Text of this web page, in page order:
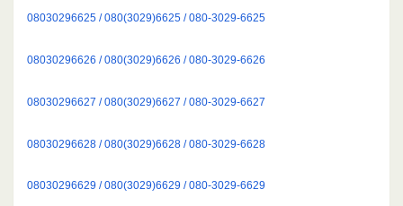
08030296625 / 080(3029)6625 / 080-3029-6625
08030296626 / 080(3029)6626 / 080-3029-6626
08030296627 / 080(3029)6627 / 080-3029-6627
08030296628 / 080(3029)6628 / 080-3029-6628
08030296629 / 080(3029)6629 / 080-3029-6629